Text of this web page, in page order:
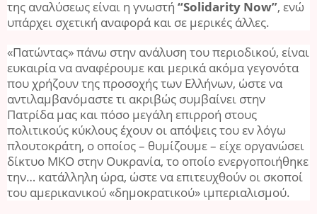
της αναλύσεως είναι η γνωστή “Solidarity Now”, ενώ
υπάρχει σχετική αναφορά και σε μερικές άλλες.
«Πατώντας» πάνω στην ανάλυση του περιοδικού, είναι
ευκαιρία να αναφέρουμε και μερικά ακόμα γεγονότα
που χρήζουν της προσοχής των Ελλήνων, ώστε να
αντιλαμβανόμαστε τι ακριβώς συμβαίνει στην
Πατρίδα μας και πόσο μεγάλη επιρροή στους
πολιτικούς κύκλους έχουν οι απόψεις του εν λόγω
πλουτοκράτη, ο οποίος – θυμίζουμε – είχε οργανώσει
δίκτυο ΜΚΟ στην Ουκρανία, το οποίο ενεργοποιήθηκε
την… κατάλληλη ώρα, ώστε να επιτευχθούν οι σκοποί
του αμερικανικού «δημοκρατικού» ιμπεριαλισμού.